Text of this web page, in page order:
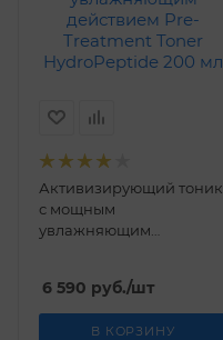
Активизирующий тоник
с мощным
увлажняющим
HydroPeptide 200 мл
6 590 руб./шт
В КОРЗИНУ